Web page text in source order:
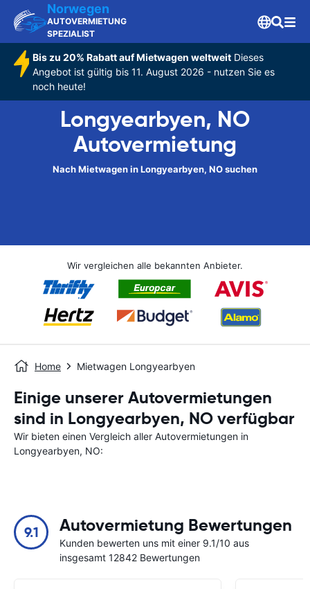
Norwegen
AUTOVERMIETUNG
SPEZIALIST
Bis zu 20% Rabatt auf Mietwagen weltweitDieses
Angebot ist gültig bis 11. August 2026 - nutzen Sie es
noch heute!
Longyearbyen, NO
Autovermietung
Nach Mietwagen in Longyearbyen, NO suchen
Wir vergleichen alle bekannten Anbieter.
Home Mietwagen Longyearbyen
Einige unserer Autovermietungen
sind in Longyearbyen, NO verfügbar
Wir bieten einen Vergleich aller Autovermietungen in
Longyearbyen, NO:
9.1 Autovermietung Bewertungen
Kunden bewerten uns mit einer 9.1/10 aus
insgesamt 12842 Bewertungen